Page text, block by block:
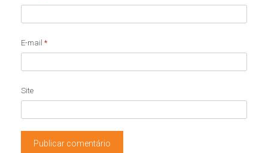
E-mail *
Site